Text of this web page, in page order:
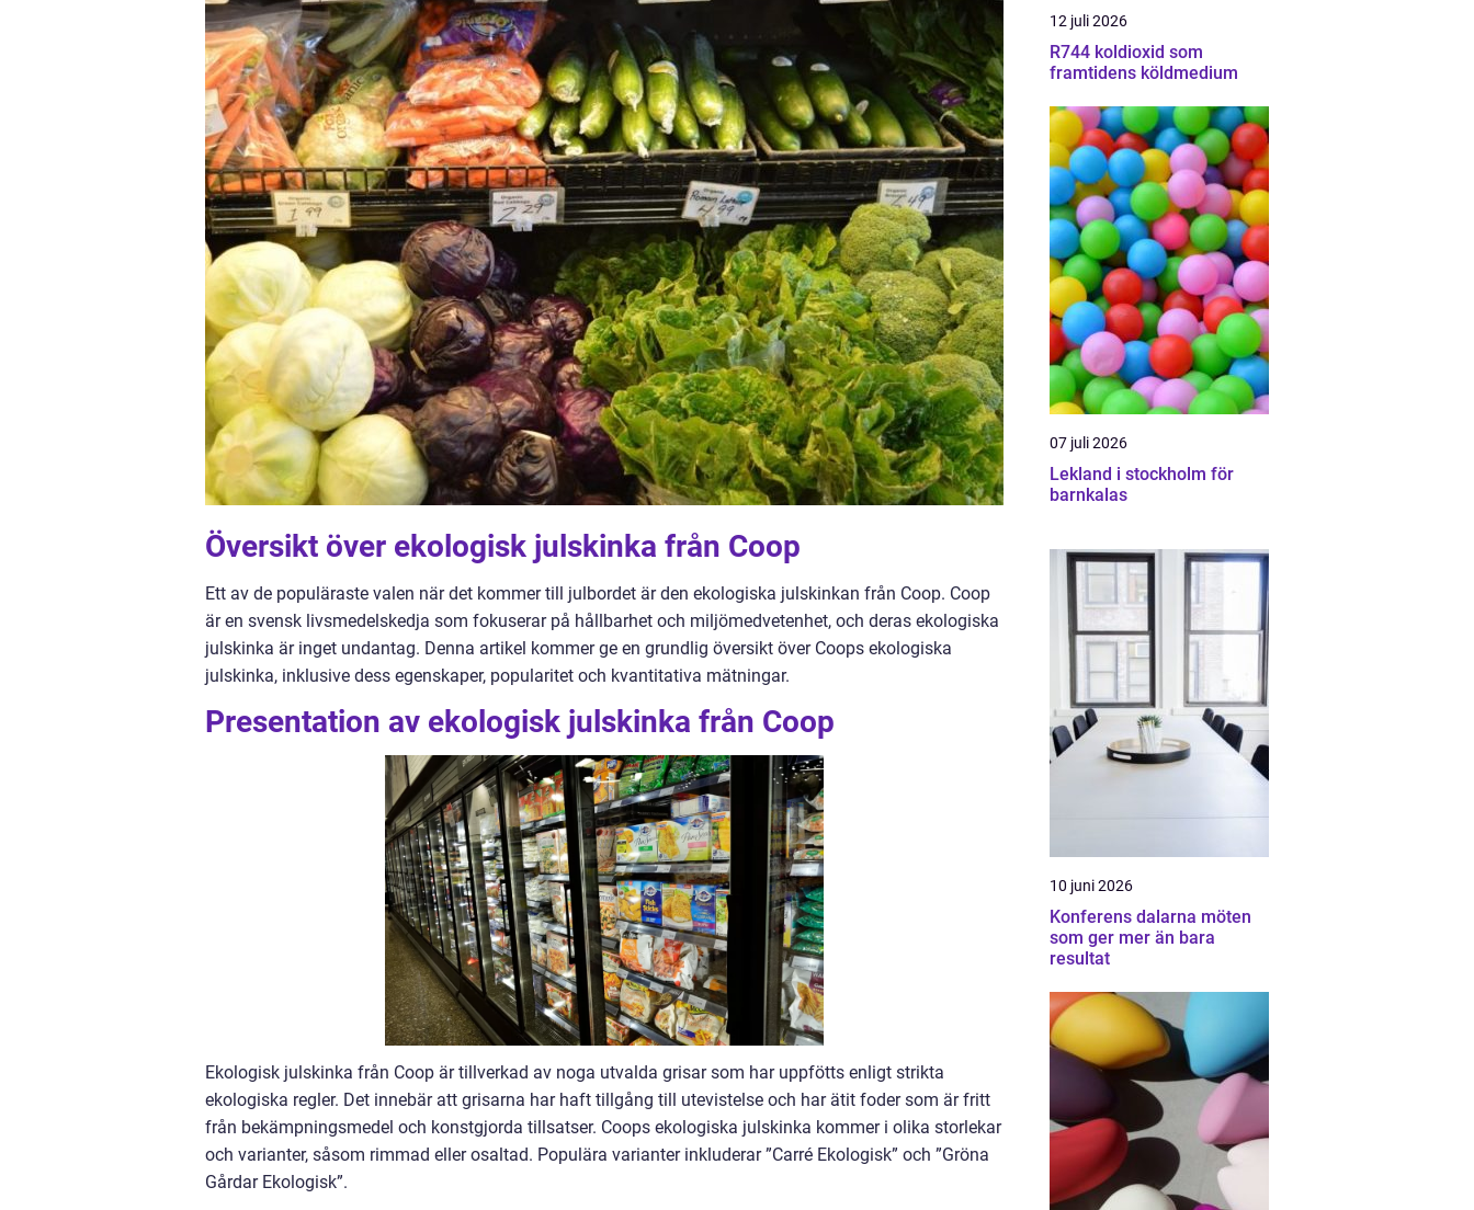
Översikt över ekologisk julskinka från Coop
Ett av de populäraste valen när det kommer till julbordet är den ekologiska julskinkan från Coop. Coop
är en svensk livsmedelskedja som fokuserar på hållbarhet och miljömedvetenhet, och deras ekologiska
julskinka är inget undantag. Denna artikel kommer ge en grundlig översikt över Coops ekologiska
julskinka, inklusive dess egenskaper, popularitet och kvantitativa mätningar.
Presentation av ekologisk julskinka från Coop
Ekologisk julskinka från Coop är tillverkad av noga utvalda grisar som har uppfötts enligt strikta
ekologiska regler. Det innebär att grisarna har haft tillgång till utevistelse och har ätit foder som är fritt
från bekämpningsmedel och konstgjorda tillsatser. Coops ekologiska julskinka kommer i olika storlekar
och varianter, såsom rimmad eller osaltad. Populära varianter inkluderar ”Carré Ekologisk” och ”Gröna
Gårdar Ekologisk”.
12 juli 2026
R744 koldioxid som
framtidens köldmedium
07 juli 2026
Lekland i stockholm för
barnkalas
10 juni 2026
Konferens dalarna möten
som ger mer än bara
resultat